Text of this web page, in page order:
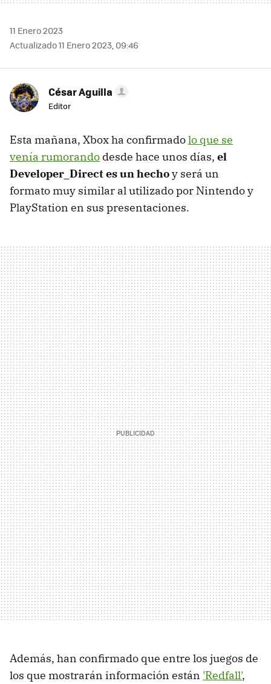
11 Enero 2023
Actualizado 11 Enero 2023, 09:46
César Aguilla
Editor
Esta mañana, Xbox ha confirmadolo que se
venía rumorando desde hace unos días, el
Developer_Direct es un hechoy será un
formato muy similar al utilizado por Nintendo y
PlayStation en sus presentaciones.
Además, han confirmado que entre los juegos de
los que mostrarán información están 'Redfall',